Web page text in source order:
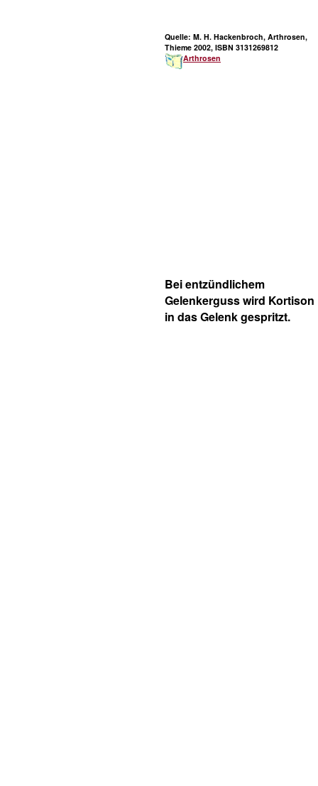
Quelle: M. H. Hackenbroch, Arthrosen,
Thieme 2002, ISBN 3131269812
Arthrosen
Bei entzündlichem
Gelenkerguss wird Kortison
in das Gelenk gespritzt.